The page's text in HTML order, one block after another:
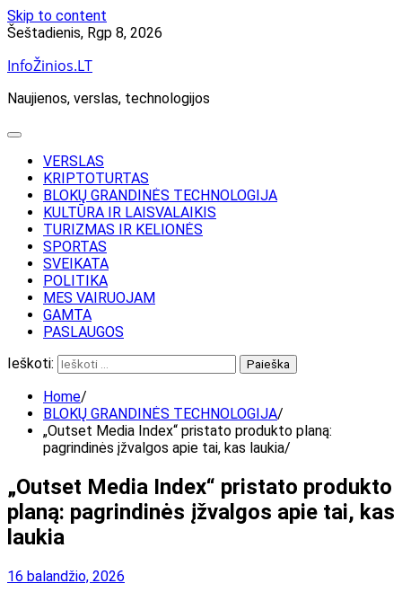
Skip to content
Šeštadienis, Rgp 8, 2026
InfoŽinios.LT
Naujienos, verslas, technologijos
VERSLAS
KRIPTOTURTAS
BLOKŲ GRANDINĖS TECHNOLOGIJA
KULTŪRA IR LAISVALAIKIS
TURIZMAS IR KELIONĖS
SPORTAS
SVEIKATA
POLITIKA
MES VAIRUOJAM
GAMTA
PASLAUGOS
Ieškoti:
Home
BLOKŲ GRANDINĖS TECHNOLOGIJA
„Outset Media Index“ pristato produkto planą:
pagrindinės įžvalgos apie tai, kas laukia
„Outset Media Index“ pristato produkto
planą: pagrindinės įžvalgos apie tai, kas
laukia
16 balandžio, 2026